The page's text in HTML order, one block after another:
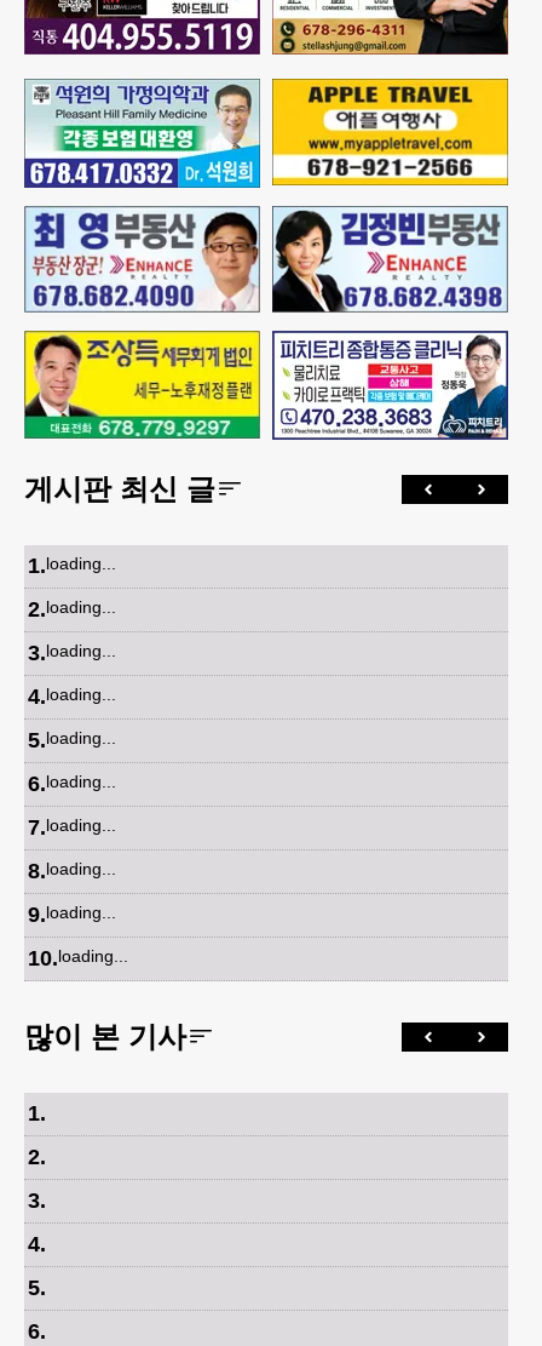
게시판 최신 글
1.loading...
2.loading...
3.loading...
4.loading...
5.loading...
6.loading...
7.loading...
8.loading...
9.loading...
10.loading...
많이 본 기사
1.
2.
3.
4.
5.
6.